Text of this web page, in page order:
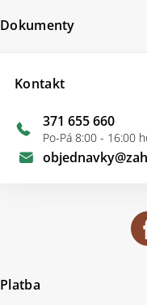
Kontakt
objednavky@
371 655 660
Po-Pá 8:00 - 16:00
Dokumenty
Platba